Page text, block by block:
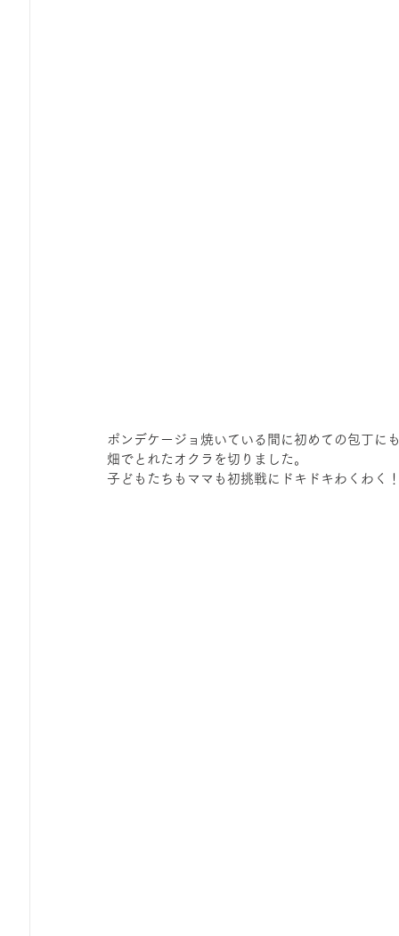
ポンデケージョ焼いている間に初めての包丁に
畑でとれたオクラを切りました。
子どもたちもママも初挑戦にドキドキわくわく